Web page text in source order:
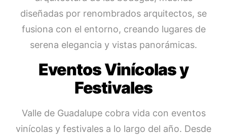
diseñadas por renombrados arquitectos, se
fusiona con el entorno, creando lugares de
serena elegancia y vistas panorámicas.
Eventos Vinícolas y
Festivales
Valle de Guadalupe cobra vida con eventos
vinícolas y festivales a lo largo del año. Desde